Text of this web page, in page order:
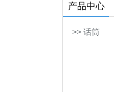
产品中心
>> 话筒